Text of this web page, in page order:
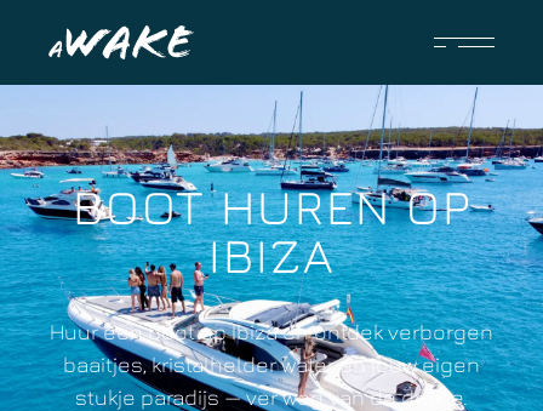
BOOT HUREN OP
IBIZA
Huur een boot op Ibiza en ontdek verborgen
baaitjes, kristalhelder water en jouw eigen
stukje paradijs — ver weg van de drukte.